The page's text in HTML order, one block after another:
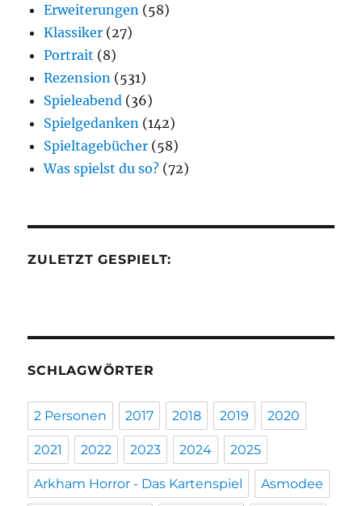
Erweiterungen (58)
Klassiker (27)
Portrait (8)
Rezension (531)
Spieleabend (36)
Spielgedanken (142)
Spieltagebücher (58)
Was spielst du so? (72)
ZULETZT GESPIELT:
SCHLAGWÖRTER
2 Personen 2017 2018 2019 2020
2021 2022 2023 2024 2025
Arkham Horror - Das Kartenspiel Asmodee